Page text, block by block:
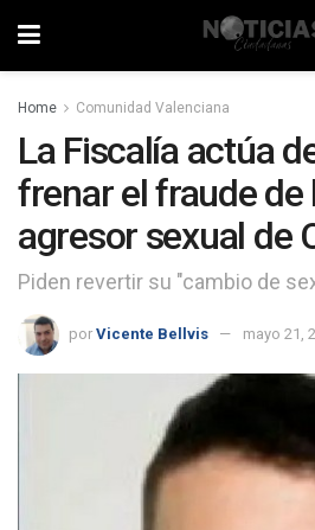
Home Comunidad Valenciana
La Fiscalía actúa
frenar el fraude de
agresor sexual de
Piden revertir su "cambio de
por Vicente Bellvis mayo 21,